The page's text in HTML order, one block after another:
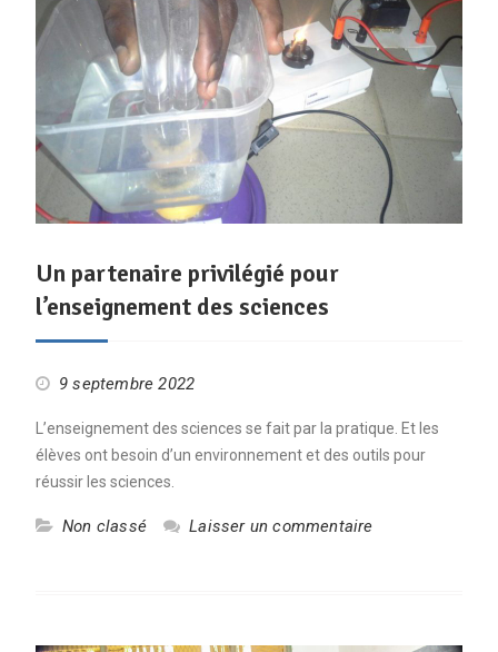
Un partenaire privilégié pour
l’enseignement des sciences
9 septembre 2022
L’enseignement des sciences se fait par la pratique. Et les
élèves ont besoin d’un environnement et des outils pour
réussir les sciences.
Non classé Laisser un commentaire